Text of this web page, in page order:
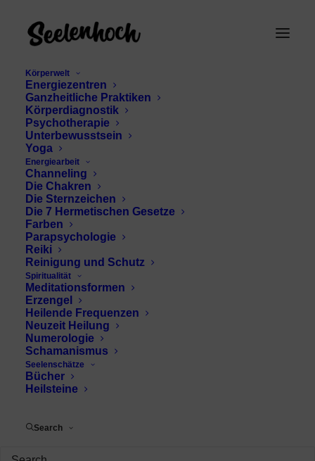
Körperwelt
Energiezentren
Ganzheitliche Praktiken
Körperdiagnostik
Psychotherapie
Unterbewusstsein
Yoga
Energiearbeit
Channeling
Die Chakren
Die Sternzeichen
Die 7 Hermetischen Gesetze
Farben
Parapsychologie
Reiki
Reinigung und Schutz
Spiritualität
Meditationsformen
Erzengel
Heilende Frequenzen
Neuzeit Heilung
Numerologie
Schamanismus
Seelenschätze
Bücher
Heilsteine
Search
Yin und Yang